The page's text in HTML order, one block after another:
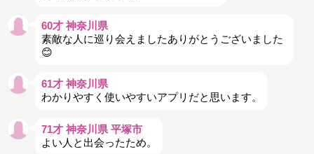
60才 神奈川県
素敵な人に巡り会えましたありがとうございました
😊
61才 神奈川県
わかりやすく使いやすいアプリだと思います。
71才 神奈川県 平塚市
よい人と出会ったため。